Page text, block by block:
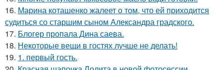
16. Марина коташенко жалеет о том, что ей приходится
судиться со старшим сыном Александра градского.
17. Блогер пропала Дина саева.
18. Некоторые вещи в гостях лучше не делать!
19. 1. первый гость.